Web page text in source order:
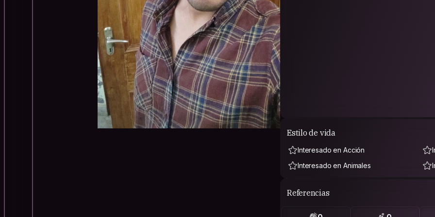
Estilo de vida
Interesado en Acción
Interesado en Animales
Referencias